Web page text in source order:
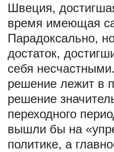
Швеция,
время имеющая
Парадоксально,
достаток,
себя
решение лежит в
решение
переходного
вышли бы на
политике, а